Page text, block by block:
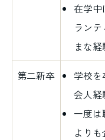
在学中
ラン
まな
第二新卒
学校
会人経
一度
より